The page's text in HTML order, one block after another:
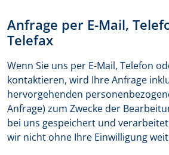
Anfrage per E-Mail,
Telefax
Wenn Sie uns per E-Mail, Telefon
kontaktieren, wird Ihre Anfrage
hervorgehenden
Anfrage) zum Zwecke der
bei uns gespeichert und
wir nicht ohne Ihre Einwilligung